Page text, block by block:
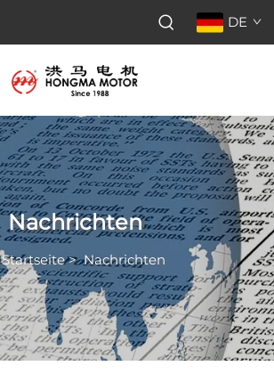
DE
Nachrichten
Startseite>Nachrichten